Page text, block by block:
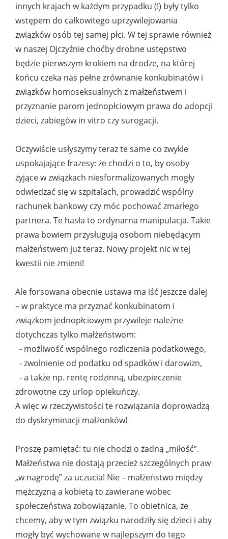
innych krajach w każdym przypadku (!) były tylko
wstępem do całkowitego uprzywilejowania
związków osób tej samej płci. W tej sprawie również
w naszej Ojczyźnie choćby drobne ustępstwo
będzie pierwszym krokiem na drodze, na której
końcu czeka nas pełne zrównanie konkubinatów i
związków homoseksualnych z małżeństwem i
przyznanie parom jednopłciowym prawa do adopcji
dzieci, zabiegów in vitro czy surogacji.
Oczywiście usłyszymy teraz te same co zwykle
uspokajające frazesy: że chodzi o to, by osoby
żyjące w związkach niesformalizowanych mogły
odwiedzać się w szpitalach, prowadzić wspólny
rachunek bankowy czy móc pochować zmarłego
partnera. Te hasła to ordynarna manipulacja. Takie
prawa bowiem przysługują osobom niebędącym
małżeństwem już teraz. Nowy projekt nic w tej
kwestii nie zmieni!
Ale forsowana obecnie ustawa ma iść jeszcze dalej
– w praktyce ma przyznać konkubinatom i
związkom jednopłciowym przywileje należne
dotychczas tylko małżeństwom:
- możliwość wspólnego rozliczenia podatkowego,
- zwolnienie od podatku od spadków i darowizn,
- a także np. rentę rodzinną, ubezpieczenie
zdrowotne czy urlop opiekuńczy.
A więc w rzeczywistości te rozwiązania doprowadzą
do dyskryminacji małżonków!
Proszę pamiętać: tu nie chodzi o żadną „miłość”.
Małżeństwa nie dostają przecież szczególnych praw
„w nagrodę” za uczucia! Nie – małżeństwo między
mężczyzną a kobietą to zawierane wobec
społeczeństwa zobowiązanie. To obietnica, że
chcemy, aby w tym związku narodziły się dzieci i aby
mogły być wychowane w najlepszym do tego